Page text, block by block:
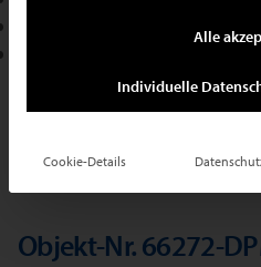
+49 2102 709400
Ihr Suchauftrag
Objekt-Nr. 66272-
Alle
Individuelle
Cookie-Details